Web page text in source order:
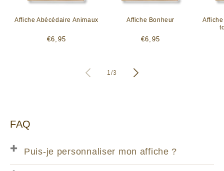
Affiche Abécédaire Animaux
Prix
€6,95
Affiche Bonheur
Prix
€6,95
1/de
3
FAQ
Puis-je personnaliser mon affiche ?